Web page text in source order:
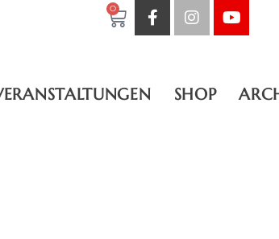
0
SHOP